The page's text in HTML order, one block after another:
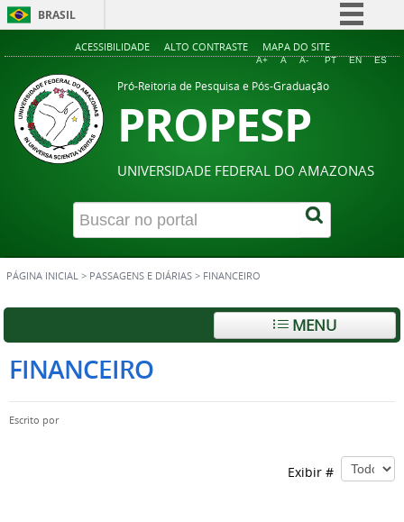
BRASIL
Simplifique!
Acesso à informação
ACESSIBILIDADE ALTO CONTRASTE MAPA DO SITE
A+ A A- PT EN ES
Pró-Reitoria de Pesquisa e Pós-Graduação
PROPESP
UNIVERSIDADE FEDERAL DO AMAZONAS
PÁGINA INICIAL > PASSAGENS E DIÁRIAS > FINANCEIRO
MENU
FINANCEIRO
Escrito por
Exibir #